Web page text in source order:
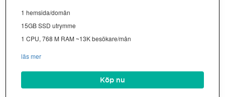
1 hemsida/domän
15GB SSD utrymme
1 CPU, 768 M RAM ~13K besökare/mån
läs mer
Köp nu